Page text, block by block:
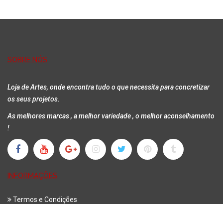
SOBRE NÓS
Loja de Artes, onde encontra tudo o que necessita para concretizar
os seus projetos.
As melhores marcas , a melhor variedade , o melhor aconselhamento
!
INFORMAÇÕES
Termos e Condições